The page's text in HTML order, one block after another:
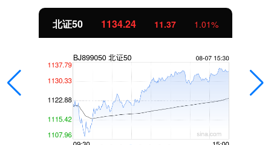
北证50 1134.24 11.37 1.01%